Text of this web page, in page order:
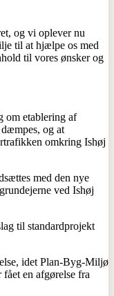
og vi oplever nu
til at hjælpe os med
til vores ønsker og
om etablering af
og at
omkring Ishøj
med den nye
ved Ishøj
til standardprojekt
idet Plan-Byg-Miljø
en afgørelse fra